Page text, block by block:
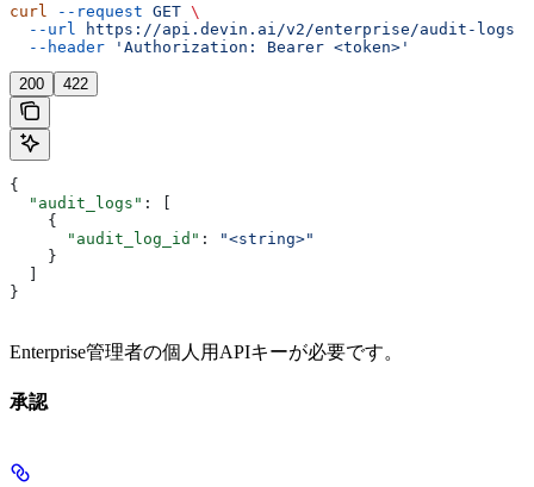
curl --request GET \
  --url
https://api.devin.ai/v2/enterprise/audit-logs
  --header
'Authorization: Bearer <token>'
200 422
{
  "audit_logs"
: [
    {
      "audit_log_id"
:
"<string>"
    }
  ]
}
Enterprise管理者の個人用APIキーが必要です。
承認